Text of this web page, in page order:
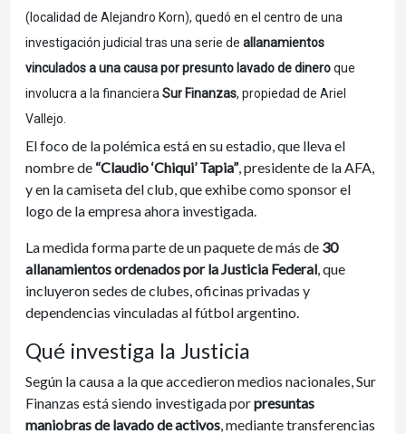
(localidad de Alejandro Korn), quedó en el centro de una
investigación judicial tras una serie de allanamientos
vinculados a una causa por presunto lavado de dineroque
involucra a la financiera Sur Finanzas, propiedad de Ariel
Vallejo.
El foco de la polémica está en su estadio, que lleva el
nombre de “Claudio ‘Chiqui’ Tapia”, presidente de la AFA,
y en la camiseta del club, que exhibe como sponsor el
logo de la empresa ahora investigada.
La medida forma parte de un paquete de más de 30
allanamientos ordenados por la Justicia Federal, que
incluyeron sedes de clubes, oficinas privadas y
dependencias vinculadas al fútbol argentino.
Qué investiga la Justicia
Según la causa a la que accedieron medios nacionales, Sur
Finanzas está siendo investigada porpresuntas
maniobras de lavado de activos, mediante transferencias